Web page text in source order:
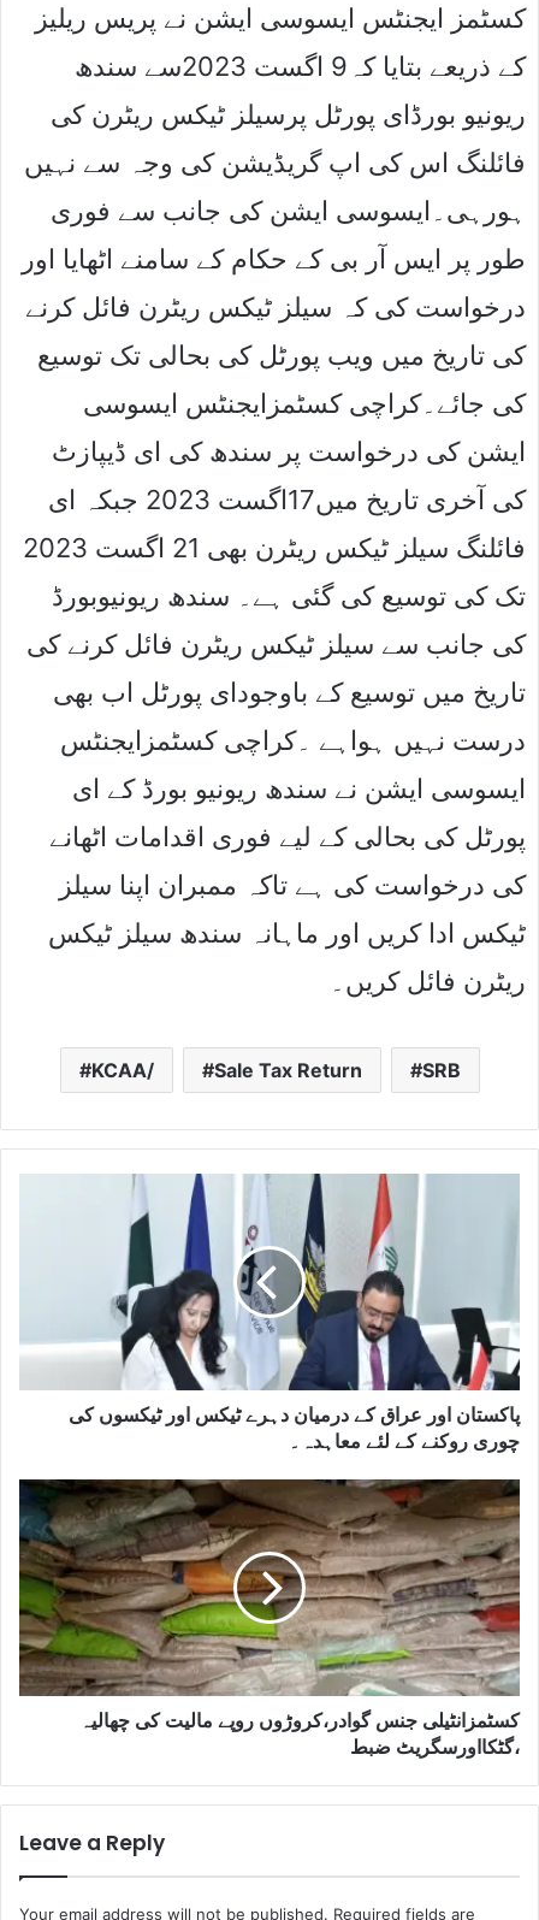
کسٹمز ایجنٹس ایسوسی ایشن نے پریس ریلیز
کے ذریعے بتایا کہ9 اگست 2023سے سندھ
ریونیو بورڈای پورٹل پرسیلز ٹیکس ریٹرن کی
فائلنگ اس کی اپ گریڈیشن کی وجہ سے نہیں
ہورہی۔ایسوسی ایشن کی جانب سے فوری
طور پر ایس آر بی کے حکام کے سامنے اٹھایا اور
درخواست کی کہ سیلز ٹیکس ریٹرن فائل کرنے
کی تاریخ میں ویب پورٹل کی بحالی تک توسیع
کی جائے۔کراچی کسٹمزایجنٹس ایسوسی
ایشن کی درخواست پر سندھ کی ای ڈیپازٹ
کی آخری تاریخ میں17اگست 2023 جبکہ ای
فائلنگ سیلز ٹیکس ریٹرن بھی 21 اگست 2023
تک کی توسیع کی گئی ہے۔ سندھ ریونیوبورڈ
کی جانب سے سیلز ٹیکس ریٹرن فائل کرنے کی
تاریخ میں توسیع کے باوجودای پورٹل اب بھی
درست نہیں ہواہے ۔کراچی کسٹمزایجنٹس
ایسوسی ایشن نے سندھ ریونیو بورڈ کے ای
پورٹل کی بحالی کے لیے فوری اقدامات اٹھانے
کی درخواست کی ہے تاکہ ممبران اپنا سیلز
ٹیکس ادا کریں اور ماہانہ سندھ سیلز ٹیکس
ریٹرن فائل کریں۔
KCAA/ Sale Tax Return SRB
پاکستان اور عراق کے درمیان دہرے ٹیکس اور ٹیکسوں کی
چوری روکنے کے لئے معاہدہ۔
کسٹمزانٹیلی جنس گوادر،کروڑوں روپے مالیت کی چھالیہ
،گٹکااورسگریٹ ضبط
Leave a Reply
Your email address will not be published. Required fields are